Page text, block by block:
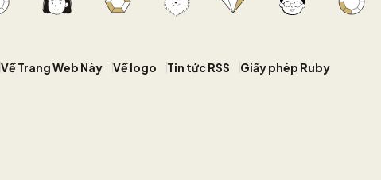
Về Trang Web Này Về logo Tin tức RSS Giấy phép Ruby